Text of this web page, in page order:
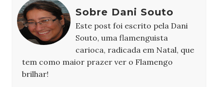
Sobre Dani Souto
Este post foi escrito pela Dani
Souto, uma flamenguista
carioca, radicada em Natal, que
tem como maior prazer ver o Flamengo
brilhar!